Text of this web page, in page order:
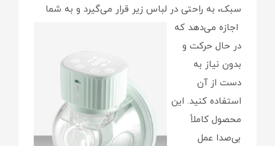
سبک، به راحتی در لباس زیر قرار می‌گیرد و به شما
اجازه می‌دهد که
در حال حرکت و
بدون نیاز به
دست از آن
استفاده کنید. این
محصول کاملاً
بی‌صدا عمل